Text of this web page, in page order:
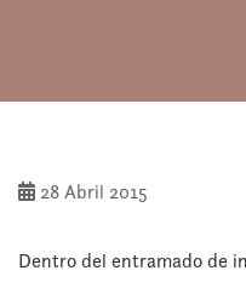
28 Abril 2015
Dentro del entramado de